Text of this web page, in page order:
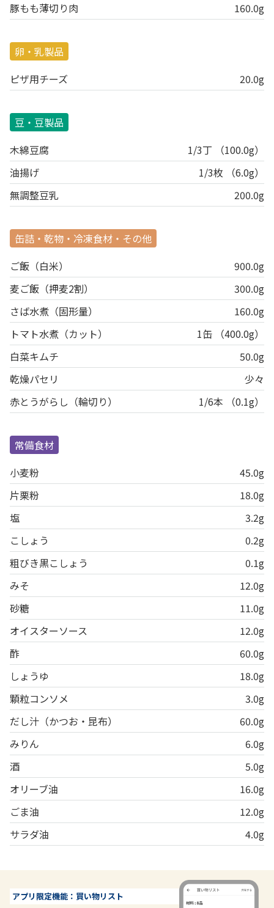
豚もも薄切り肉
160.0g
卵・乳製品
ピザ用チーズ
20.0g
豆・豆製品
木綿豆腐
1/3丁 （100.0g）
油揚げ
1/3枚 （6.0g）
無調整豆乳
200.0g
缶詰・乾物・冷凍食材・その他
ご飯（白米）
900.0g
麦ご飯（押麦2割）
300.0g
さば水煮（固形量）
160.0g
トマト水煮（カット）
1缶 （400.0g）
白菜キムチ
50.0g
乾燥パセリ
少々
赤とうがらし（輪切り）
1/6本 （0.1g）
常備食材
小麦粉
45.0g
片栗粉
18.0g
塩
3.2g
こしょう
0.2g
粗びき黒こしょう
0.1g
みそ
12.0g
砂糖
11.0g
オイスターソース
12.0g
酢
60.0g
しょうゆ
18.0g
顆粒コンソメ
3.0g
だし汁（かつお・昆布）
60.0g
みりん
6.0g
酒
5.0g
オリーブ油
16.0g
ごま油
12.0g
サラダ油
4.0g
アプリ限定機能：買い物リスト